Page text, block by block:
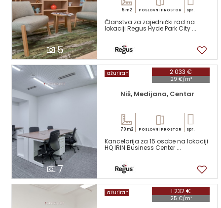
5
5 m2 POSLOVNI PROSTOR spr.
Članstva za zajednički rad na
lokaciji Regus Hyde Park City ...
7
2 033 €
29 €/m²
ažuriran
Niš, Medijana, Centar
70 m2 POSLOVNI PROSTOR spr.
Kancelarija za 15 osobe na lokaciji
HQ IRIN Business Center ...
1 232 €
25 €/m²
ažuriran